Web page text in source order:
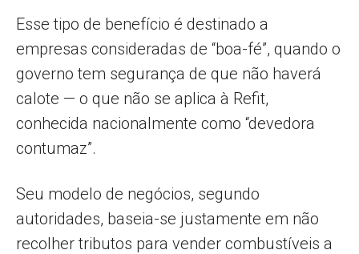
Esse tipo de benefício é destinado a
empresas consideradas de “boa-fé”, quando o
governo tem segurança de que não haverá
calote — o que não se aplica à Refit,
conhecida nacionalmente como “devedora
contumaz”.
Seu modelo de negócios, segundo
autoridades, baseia-se justamente em não
recolher tributos para vender combustíveis a